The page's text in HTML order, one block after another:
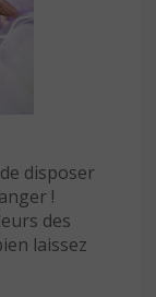
disposer
!
des
laissez